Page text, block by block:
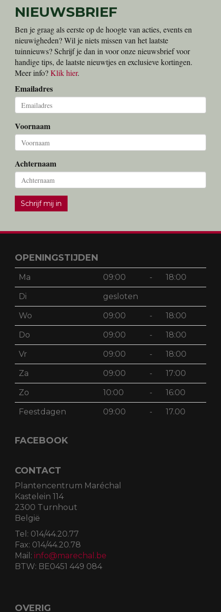
NIEUWSBRIEF
Ben je graag als eerste op de hoogte van acties, events en
nieuwigheden? Wil je niets missen van het laatste
tuinnieuws? Schrijf je dan in voor onze nieuwsbrief voor
handige tips, de laatste nieuwtjes en exclusieve kortingen.
Meer info?Klik hier.
Emailadres
Voornaam
Achternaam
Schrijf mij in
OPENINGSTIJDEN
Ma 09:00 - 18:00
Di gesloten
Wo 09:00 - 18:00
Do 09:00 - 18:00
Vr 09:00 - 18:00
Za 09:00 - 17:00
Zo 10:00 - 16:00
Feestdagen 09:00 - 17.00
FACEBOOK
CONTACT
Plantencentrum Maréchal
Kastelein 114
2300 Turnhout
België
Tel: 014/44.20.77
Fax: 014/44.20.78
Mail: info@marechal.be
BTW: BE0451 449 084
OVERIG